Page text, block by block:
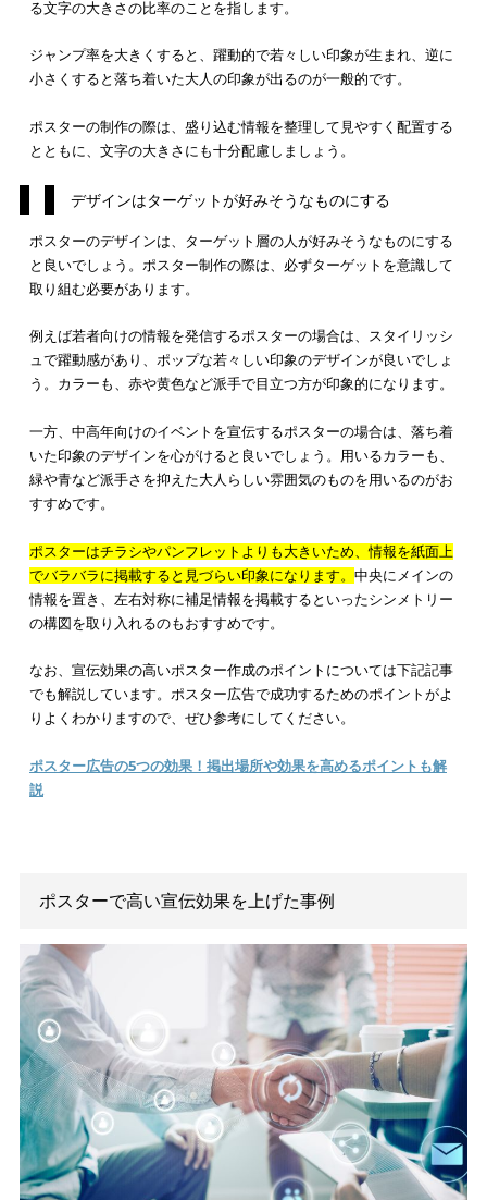
ては多少遠くからでも見えるように、目線よりもやや高めの位
掲示するのが良いでしょう。
室内や狭い場所など、人がそれほど集まらない場所では、人の
の高さちょうどにする方がおすすめです。
また、道路沿いや通路など多くの人が往来する場所では場合は、
線よりも少し低めの方が注目されやすい傾向にあります。
ポスターを貼る場所の特性を考慮して、最も注目を集められる
盛り込む情報を分かりやすく整理・配置する
ポスターに盛り込む情報を、分かりやすく整理し配置する と良
しょう。ポスターを見たターゲット層の関心を集められるよう
内容構成やデザインにこだわると効果的です。
絞って大きな文字で端的に盛り込んだ方が、見る人の目に留ま
すいポスターになります。細かい文章は多くの情報を伝えられ
が、見る人に読んでもらえない可能性があります。
また、ポスターの配置を検討する際は、
ジャンプ率を意識する
も大切です。ジャンプ率とは、タイトルや見出しと、本文に採
る文字の大きさの比率のことを指します。
ジャンプ率を大きくすると、躍動的で若々しい印象が生まれ、
小さくすると落ち着いた大人の印象が出るのが一般的です。
ポスターのデザインは、
ターゲット層の人が好みそうなものに
と良いでしょう。ポスター制作の際は、必ず ターゲットを意識
取り組む必要があります
例えば若者向けの情報を発信するポスターの場合は、スタイリ
ュで躍動感があり、ポップな若々しい印象のデザインが良いで
う。カラーも、赤や黄色など派手で目立つ方が印象的になりま
一方、中高年向けのイベントを宣伝するポスターの場合は、落